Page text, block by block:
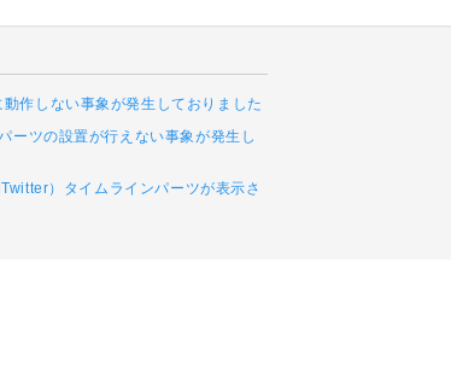
作しない事象が発生しておりました
ーツの設置が行えない事象が発生し
）タイムラインパーツが表示さ